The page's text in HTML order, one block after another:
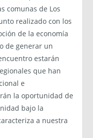
comunas de Los
realizado con los
de la economía
de generar un
estarán
que han
e
la oportunidad de
bajo la
a nuestra